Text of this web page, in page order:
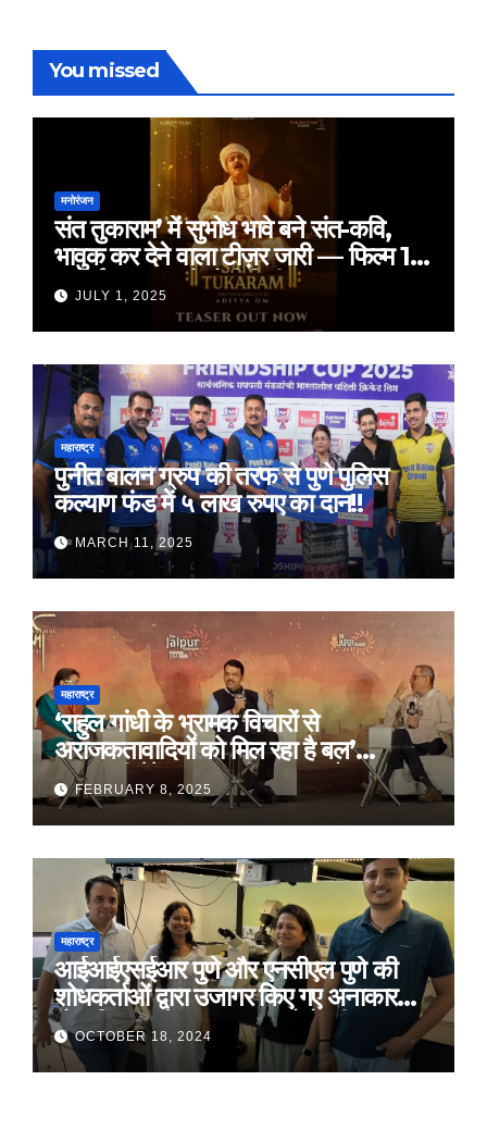
You missed
मनोरंजन
संत तुकाराम’ में सुभोध भावे बने संत-कवि,
भावुक कर देने वाला टीज़र जारी — फिल्म 18
जुलाई 2025 को होगी रिलीज़
JULY 1, 2025
महाराष्ट्र
पुनीत बालन ग्रुप की तरफ से पुणे पुलिस
कल्याण फंड में ५ लाख रुपए का दान!!
MARCH 11, 2025
महाराष्ट्र
‘राहुल गांधी के भ्रामक विचारों से
अराजकतावादियों को मिल रहा है बल’
मुख्यमंत्री देवेंद्र फडणवीस का आरोप
FEBRUARY 8, 2025
महाराष्ट्र
आईआईएसईआर पुणे और एनसीएल पुणे की
शोधकर्ताओं द्वारा उजागर किए गए अनाकार
ठोस विरूपण में संरचनात्मक दोषों की प्रमुख
भूमिका
OCTOBER 18, 2024